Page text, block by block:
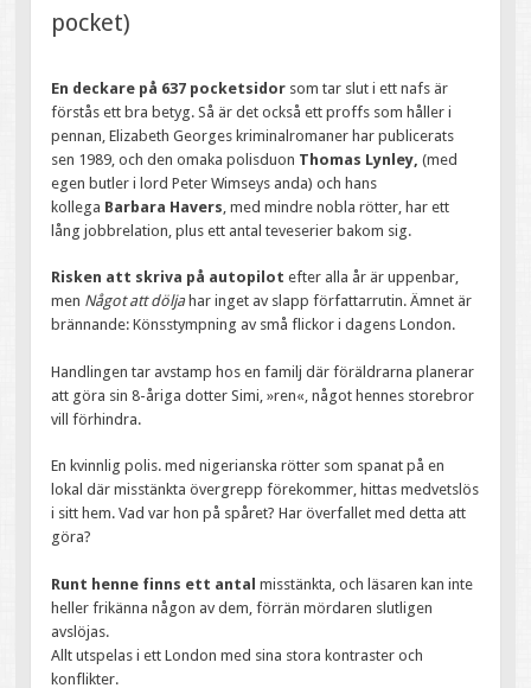
pocket)
En deckare på 637 pocketsidor som tar slut i ett nafs är
förstås ett bra betyg. Så är det också ett proffs som håller i
pennan, Elizabeth Georges kriminalromaner har publicerats
sen 1989, och den omaka polisduon Thomas Lynley, (med
egen butler i lord Peter Wimseys anda) och hans
kollega Barbara Havers , med mindre nobla rötter, har ett
lång jobbrelation, plus ett antal teveserier bakom sig.
Risken att skriva på autopilot efter alla år är uppenbar,
men Något att dölja har inget av slapp författarrutin. Ämnet är
brännande: Könsstympning av små flickor i dagens London.
Handlingen tar avstamp hos en familj där föräldrarna planerar
att göra sin 8-åriga dotter Simi, »ren«, något hennes storebror
vill förhindra.
En kvinnlig polis. med nigerianska rötter som spanat på en
lokal där misstänkta övergrepp förekommer, hittas medvetslös
i sitt hem. Vad var hon på spåret? Har överfallet med detta att
göra?
Runt henne finns ett antal misstänkta, och läsaren kan inte
heller frikänna någon av dem, förrän mördaren slutligen
avslöjas.
Allt utspelas i ett London med sina stora kontraster och
konflikter.